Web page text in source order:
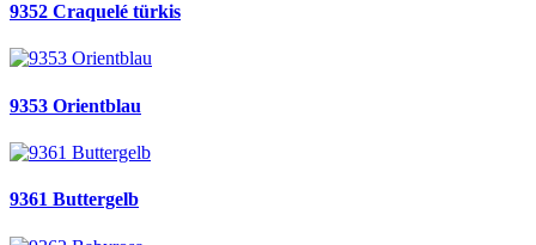
9352 Craquelé türkis
9353 Orientblau
9361 Buttergelb